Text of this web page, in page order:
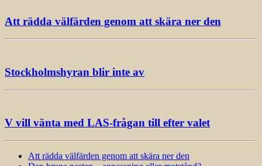
Att rädda välfärden genom att skära ner den
Stockholmshyran blir inte av
V vill vänta med LAS-frågan till efter valet
Att rädda välfärden genom att skära ner den